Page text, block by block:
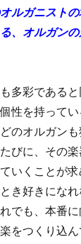
ルガニスト
、オルガン
多彩である
性を持って
のオルガン
びに、その
いくことが求
き好きにな
でも、本番
をつくり込